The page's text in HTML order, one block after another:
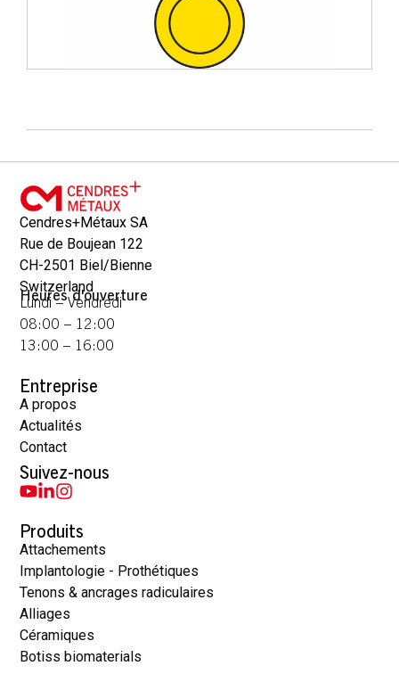
Cendres+Métaux SA
Rue de Boujean 122
CH-2501 Biel/Bienne
Switzerland
Heures d'ouverture
Lundi – Vendredi
08:00 – 12:00
13:00 – 16:00
Entreprise
A propos
Actualités
Contact
Suivez-nous
Produits
Attachements
Implantologie - Prothétiques
Tenons & ancrages radiculaires
Alliages
Céramiques
Botiss biomaterials